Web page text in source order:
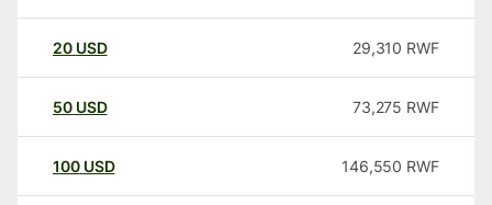
20 USD 29,310 RWF
50 USD 73,275 RWF
100 USD 146,550 RWF